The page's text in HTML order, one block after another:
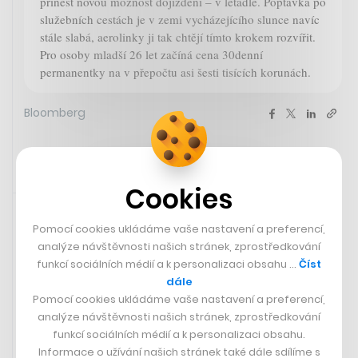
služebních cestách je v zemi vycházejícího slunce navíc
stále slabá, aerolinky ji tak chtějí tímto krokem rozvířit.
Pro osoby mladší 26 let začíná cena 30denní
permanentky na v přepočtu asi šesti tisících korunách.
Bloomberg
Cookies
Pomocí cookies ukládáme vaše nastavení a preferencí,
analýze návštěvnosti našich stránek, zprostředkování
funkcí sociálních médií a k personalizaci obsahu … Číst
dále
Pomocí cookies ukládáme vaše nastavení a preferencí,
analýze návštěvnosti našich stránek, zprostředkování
funkcí sociálních médií a k personalizaci obsahu.
Informace o užívání našich stránek také dále sdílíme s